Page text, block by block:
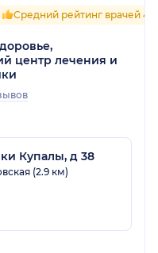
Средний рейтинг врачей 4.8
центр лечения и
Купалы, д 38
(2.9 км)